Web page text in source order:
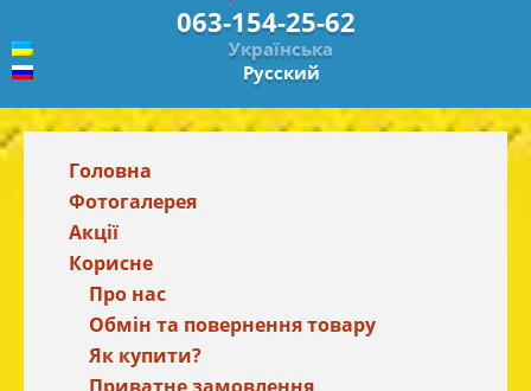
063-154-25-62
Українська
Русский
Головна
Фотогалерея
Акції
Корисне
Про нас
Обмін та повернення товару
Як купити?